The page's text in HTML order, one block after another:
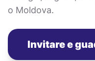
o Moldova.
Invitare e